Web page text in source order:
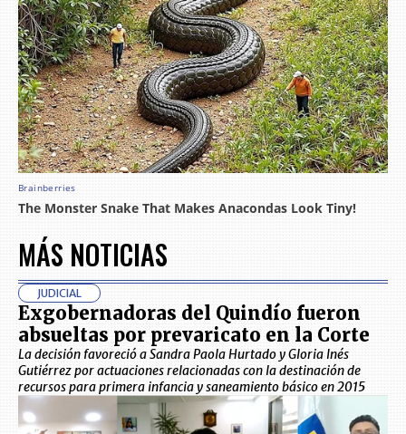
MÁS NOTICIAS
JUDICIAL
Exgobernadoras del Quindío fueron
absueltas por prevaricato en la Corte
La decisión favoreció a Sandra Paola Hurtado y Gloria Inés
Gutiérrez por actuaciones relacionadas con la destinación de
recursos para primera infancia y saneamiento básico en 2015